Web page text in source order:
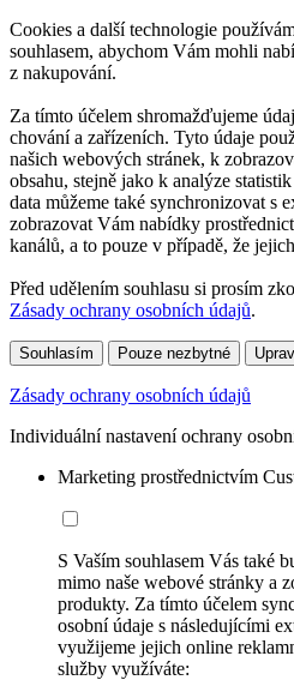
Cookies a další technologie
souhlasem, abychom Vám mohli
z nakupování.
Za tímto účelem shromažďujeme
chování a zařízeních. Tyto údaje
našich webových stránek, k
obsahu, stejně jako k analýze
data můžeme také synchronizovat s
zobrazovat Vám nabídky
kanálů, a to pouze v případě, že
Před udělením souhlasu si prosím
Zásady ochrany osobních údajů.
Souhlasím Pouze nezbytné
Zásady ochrany osobních údajů
Individuální nastavení ochrany
Marketing prostřednictvím
S Vaším souhlasem Vás také
mimo naše webové stránky a
produkty. Za tímto účelem
osobní údaje s následujícími
využijeme jejich online
služby využíváte: